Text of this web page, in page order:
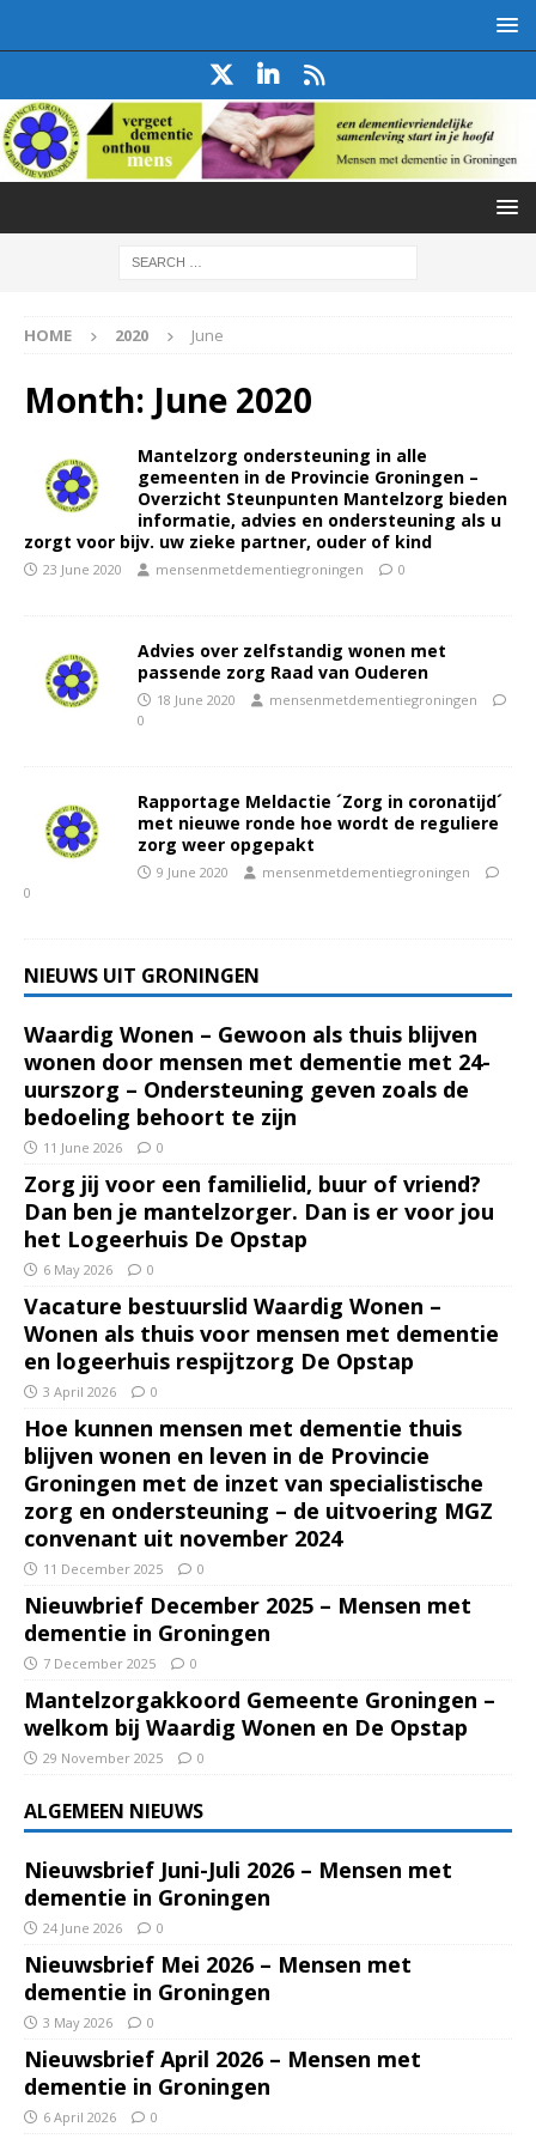
HOME 2020 June
Month: June 2020
Mantelzorg ondersteuning in alle
gemeenten in de Provincie Groningen –
Overzicht Steunpunten Mantelzorg bieden
informatie, advies en ondersteuning als u
zorgt voor bijv. uw zieke partner, ouder of kind
23 June 2020 mensenmetdementiegroningen 0
Advies over zelfstandig wonen met
passende zorg Raad van Ouderen
18 June 2020
mensenmetdementiegroningen
0
Rapportage Meldactie ´Zorg in coronatijd´
met nieuwe ronde hoe wordt de reguliere
zorg weer opgepakt
9 June 2020
mensenmetdementiegroningen
0
NIEUWS UIT GRONINGEN
Waardig Wonen – Gewoon als thuis blijven
wonen door mensen met dementie met 24-
uurszorg – Ondersteuning geven zoals de
bedoeling behoort te zijn
11 June 2026 0
Zorg jij voor een familielid, buur of vriend?
Dan ben je mantelzorger. Dan is er voor jou
het Logeerhuis De Opstap
6 May 2026 0
Vacature bestuurslid Waardig Wonen –
Wonen als thuis voor mensen met dementie
en logeerhuis respijtzorg De Opstap
3 April 2026 0
Hoe kunnen mensen met dementie thuis
blijven wonen en leven in de Provincie
Groningen met de inzet van specialistische
zorg en ondersteuning – de uitvoering MGZ
convenant uit november 2024
11 December 2025 0
Nieuwbrief December 2025 – Mensen met
dementie in Groningen
7 December 2025 0
Mantelzorgakkoord Gemeente Groningen –
welkom bij Waardig Wonen en De Opstap
29 November 2025 0
ALGEMEEN NIEUWS
Nieuwsbrief Juni-Juli 2026 – Mensen met
dementie in Groningen
24 June 2026 0
Nieuwsbrief Mei 2026 – Mensen met
dementie in Groningen
3 May 2026 0
Nieuwsbrief April 2026 – Mensen met
dementie in Groningen
6 April 2026 0